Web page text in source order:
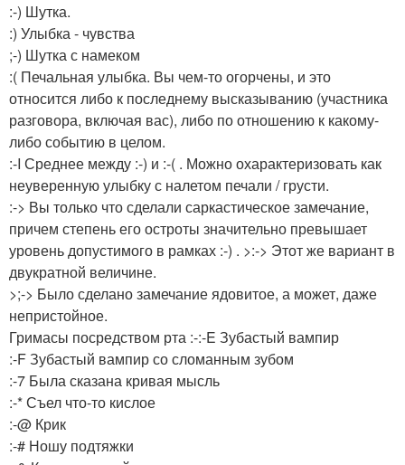
:-) Шутка.
:) Улыбка - чувства
;-) Шутка с намеком
:( Печальная улыбка. Вы чем-то огорчены, и это
относится либо к последнему высказыванию (участника
разговора, включая вас), либо по отношению к какому-
либо событию в целом.
:-I Среднее между :-) и :-( . Можно охарактеризовать как
неуверенную улыбку с налетом печали / грусти.
:-> Вы только что сделали саркастическое замечание,
причем степень его остроты значительно превышает
уровень допустимого в рамках :-) . >:-> Этот же вариант в
двукратной величине.
>;-> Было сделано замечание ядовитое, а может, даже
непристойное.
Гримасы посредством рта :-:-E Зубастый вампир
:-F Зубастый вампир со сломанным зубом
:-7 Была сказана кривая мысль
:-* Съел что-то кислое
:-@ Крик
:-# Ношу подтяжки